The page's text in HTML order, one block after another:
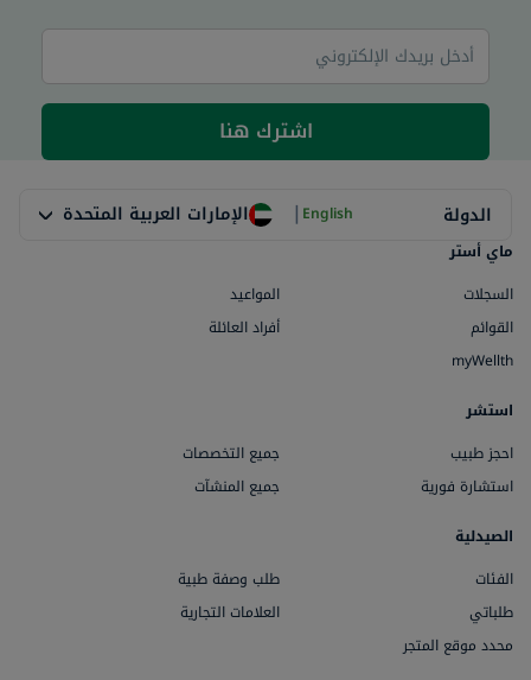
اشترك هنا
الدولة الإمارات العربية المتحدة | English
ماي أستر
السجلات
المواعيد
القوائم
أفراد العائلة
myWellth
استشر
احجز طبيب
جميع التخصصات
استشارة فورية
جميع المنشآت
الصيدلية
الفئات
طلب وصفة طبية
طلباتي
العلامات التجارية
محدد موقع المتجر